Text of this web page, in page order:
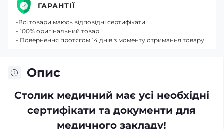
Опис
Столик медичний має усі необхідні
сертифікати та документи для
медичного закладу!
ГАРАНТІЇ
-Всі товари маюсь відповідні сертифікати
- 100% оригінальний товар
- Повернення протягом 14 днів з моменту отримання товару